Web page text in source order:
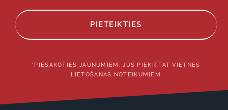
PIETEIKTIES
*PIESAKOTIES JAUNUMIEM, JŪS PIEKRĪTAT VIETNES
LIETOŠANAS NOTEIKUMIEM